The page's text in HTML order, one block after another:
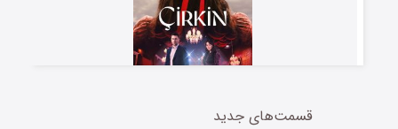
سریال زشتقسمت‌های جدید